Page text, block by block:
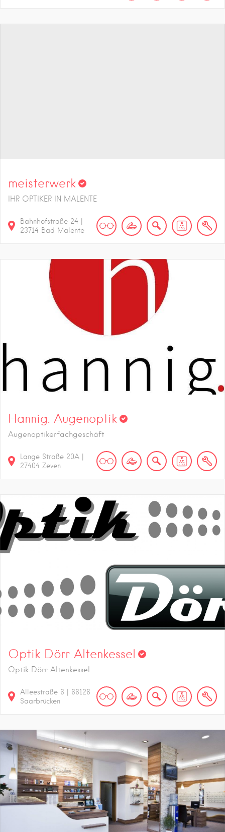
meisterwerk
IHR OPTIKER IN MALENTE
Bahnhofstraße 24
23714 Bad Malente
Hannig. Augenoptik
Augenoptikerfachgeschäft
Lange Straße 20A
27404 Zeven
Optik Dörr Altenkessel
Optik Dörr Altenkessel
Alleestraße 6
66126
Saarbrücken